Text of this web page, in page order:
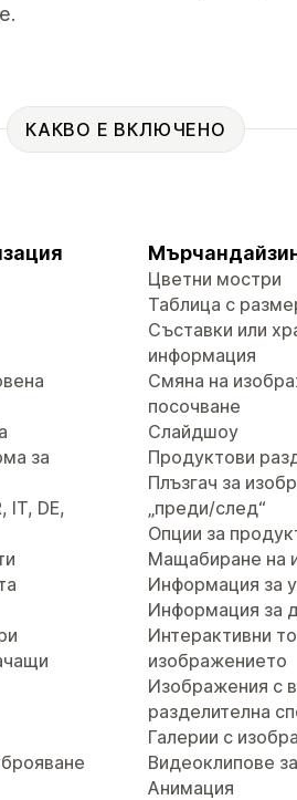
КАКВО Е ВКЛЮЧЕНО
за
IT, DE,
Цветни мостри
Таблица с
Съставки или
информация
Смяна на
посочване
Слайдшоу
Продуктови
Плъзгач за
„преди/след“
Опции за
Мащабиране на
Информация за
Информация за
Интерактивни
изображението
Изображения с
разделителна
Галерии с
Видеоклипове
Анимация